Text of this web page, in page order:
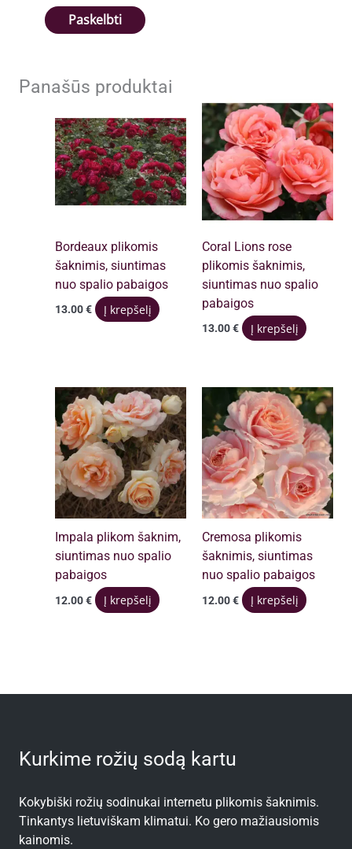
Panašūs produktai
Bordeaux plikomis
šaknimis, siuntimas
nuo spalio pabaigos
13.00€ Į krepšelį
Coral Lions rose
plikomis šaknimis,
siuntimas nuo spalio
pabaigos
13.00€ Į krepšelį
Impala plikom šaknim,
siuntimas nuo spalio
pabaigos
12.00€ Į krepšelį
Cremosa plikomis
šaknimis, siuntimas
nuo spalio pabaigos
12.00€ Į krepšelį
Kurkime rožių sodą kartu
Kokybiški rožių sodinukai internetu plikomis šaknimis.
Tinkantys lietuviškam klimatui. Ko gero mažiausiomis
kainomis.